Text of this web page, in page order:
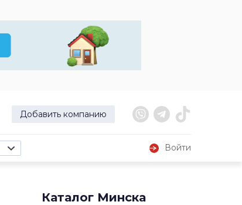
Добавить компанию
Войти
Каталог Минска